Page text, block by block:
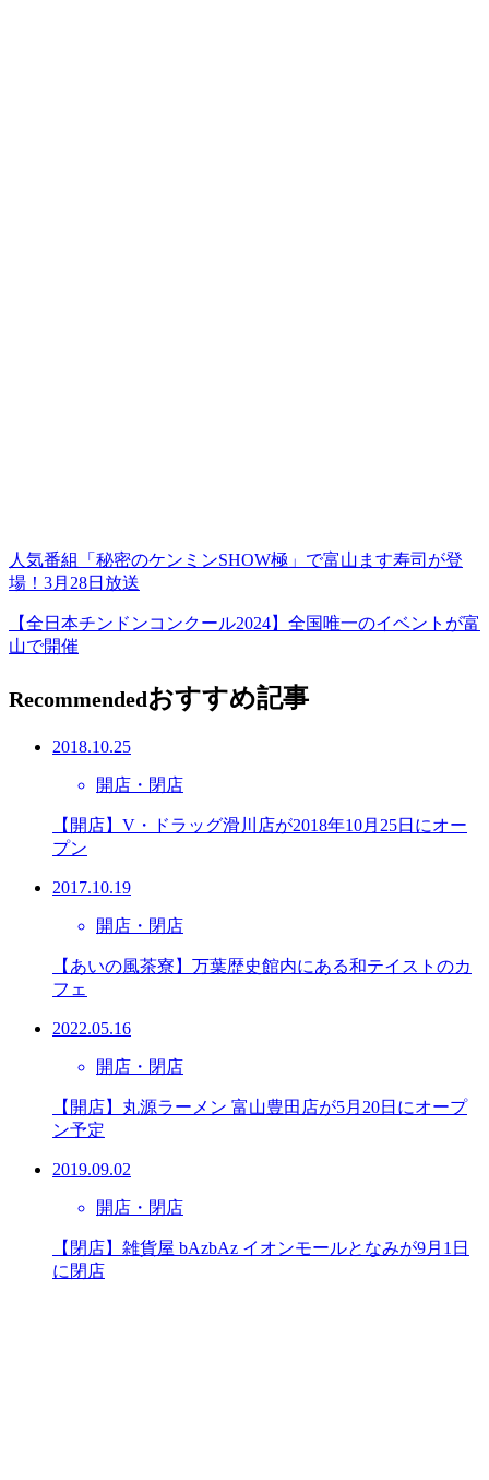
人気番組「秘密のケンミンSHOW極」で富山ます寿司が登
場！3月28日放送
【全日本チンドンコンクール2024】全国唯一のイベントが富
山で開催
Recommendedおすすめ記事
2018.10.25
開店・閉店
【開店】V・ドラッグ滑川店が2018年10月25日にオー
プン
2017.10.19
開店・閉店
【あいの風茶寮】万葉歴史館内にある和テイストのカ
フェ
2022.05.16
開店・閉店
【開店】丸源ラーメン 富山豊田店が5月20日にオープ
ン予定
2019.09.02
開店・閉店
【閉店】雑貨屋 bAzbAz イオンモールとなみが9月1日
に閉店